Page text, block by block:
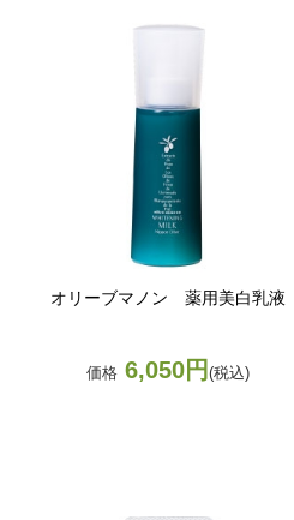
オリーブマノン 薬用美白乳液
価格 6,050円(税込)